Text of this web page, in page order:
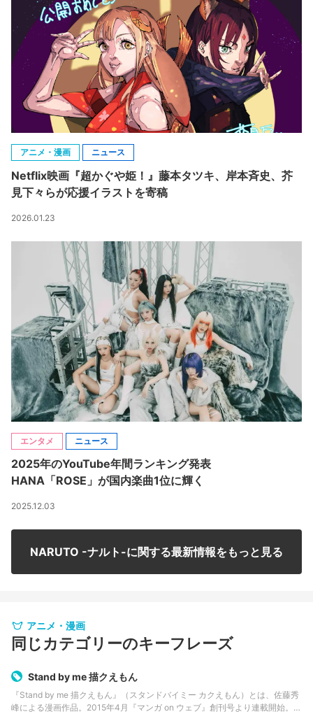
アニメ・漫画 ニュース
Netflix映画『超かぐや姫！』藤本タツキ、岸本斉史、芥
見下々らが応援イラストを寄稿
2026.01.23
エンタメ ニュース
2025年のYouTube年間ランキング発表
HANA「ROSE」が国内楽曲1位に輝く
2025.12.03
NARUTO -ナルト-に関する最新情報をもっと見る
アニメ・漫画
同じカテゴリーのキーフレーズ
Stand by me 描クえもん
『Stand by me 描クえもん』（スタンドバイミー カクえもん）とは、佐藤秀
峰による漫画作品。2015年4月『マンガ on ウェブ』創刊号より連載開始。そ